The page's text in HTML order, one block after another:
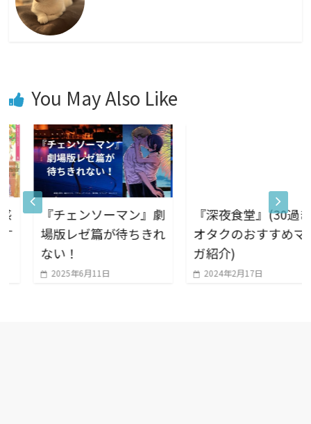
You May Also Like
『チェンソーマン』劇
場版レゼ篇が待ちきれ
ない！
2025年6月11日
『深夜食堂』(30過ぎ
オタクのおすすめマン
ガ紹介)
2024年2月17日